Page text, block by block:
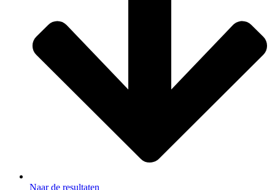
Naar de resultaten